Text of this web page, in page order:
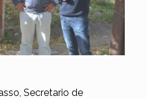
Secretario de